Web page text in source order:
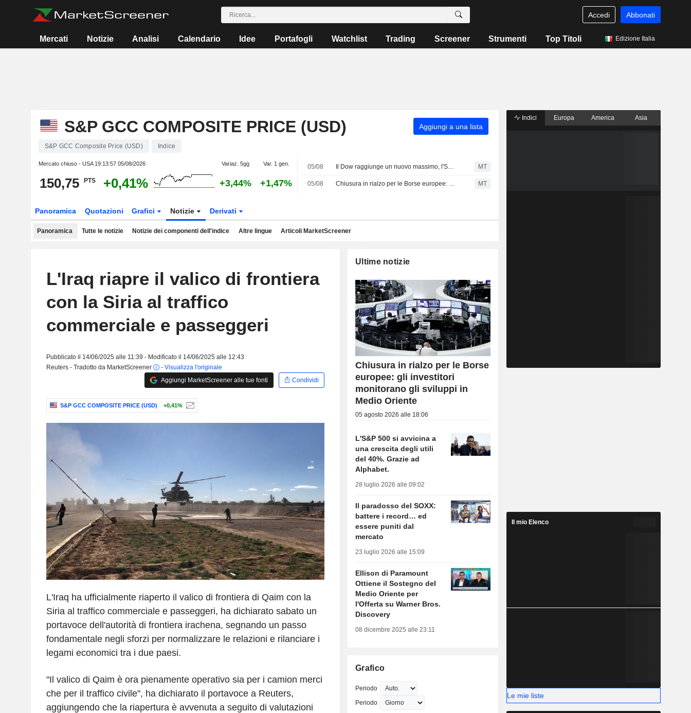
Accedi Abbonati
Mercati Notizie Analisi Calendario Idee Portafogli Watchlist Trading Screener Strumenti Top Titoli Edizione Italia
S&P GCC COMPOSITE PRICE (USD) Aggiungi a una lista
S&P GCC Composite Price (USD) Indice
Mercato chiuso - USA 19:13:57 05/08/2026 Variaz. 5gg Var. 1 gen.
150,75 PTS +0,41% +3,44% +1,47%
05/08 Il Dow raggiunge un nuovo massimo, l'S&P 500 ripiega mentre i trader attendono l'accordo su Hormuz MT
05/08 Chiusura in rialzo per le Borse europee: gli investitori monitorano gli sviluppi in Medio Oriente MT
Panoramica Quotazioni Grafici Notizie Derivati
Panoramica Tutte le notizie Notizie dei componenti dell'indice Altre lingue Articoli MarketScreener
L'Iraq riapre il valico di frontiera
con la Siria al traffico
commerciale e passeggeri
Pubblicato il 14/06/2025 alle 11:39 - Modificato il 14/06/2025 alle 12:43
Reuters - Tradotto da MarketScreener
- Visualizza l'originale
Aggiungi MarketScreener alle tue fonti
Condividi
S&P GCC COMPOSITE PRICE (USD) +0,41%
L'Iraq ha ufficialmente riaperto il valico di frontiera di Qaim con la
Siria al traffico commerciale e passeggeri, ha dichiarato sabato un
portavoce dell'autorità di frontiera irachena, segnando un passo
fondamentale negli sforzi per normalizzare le relazioni e rilanciare i
legami economici tra i due paesi.
"Il valico di Qaim è ora pienamente operativo sia per i camion merci
che per il traffico civile", ha dichiarato il portavoce a Reuters,
aggiungendo che la riapertura è avvenuta a seguito di valutazioni
Ultime notizie
Chiusura in rialzo per le Borse
europee: gli investitori
monitorano gli sviluppi in
Medio Oriente
05 agosto 2026 alle 18:06
L'S&P 500 si avvicina a
una crescita degli utili
del 40%. Grazie ad
Alphabet.
28 luglio 2026 alle 09:02
Il paradosso del SOXX:
battere i record… ed
essere puniti dal
mercato
23 luglio 2026 alle 15:09
Ellison di Paramount
Ottiene il Sostegno del
Medio Oriente per
l'Offerta su Warner Bros.
Discovery
08 dicembre 2025 alle 23:11
Grafico
Periodo
Periodo
Indici Europa America Asia
Il mio Elenco
Le mie liste